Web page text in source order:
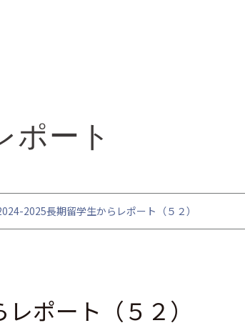
ポート
2025長期留学生からレポート（５２）
ポート（５２）